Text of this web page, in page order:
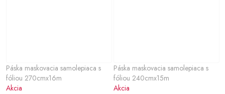
Páska maskovacia samolepiaca s
fóliou 270cmx16m
Akcia
Páska maskovacia samolepiaca s
fóliou 240cmx15m
Akcia